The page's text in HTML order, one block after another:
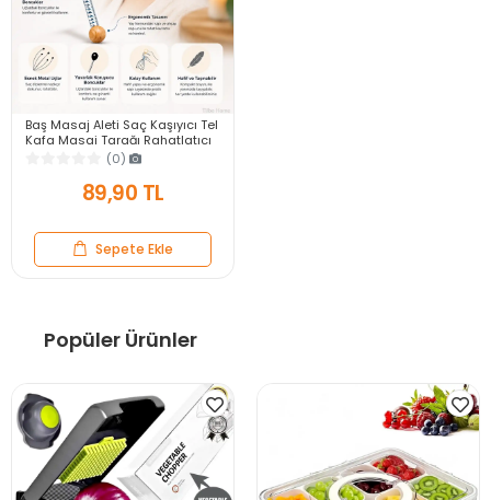
Baş Masaj Aleti Saç Kaşıyıcı Tel
Kafa Masaj Tarağı Rahatlatıcı
Saç Derisi Boyun Masaj Aparatı
(0)
89,90 TL
Sepete Ekle
Popüler Ürünler